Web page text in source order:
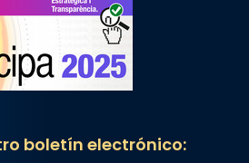
boletín electrónico: